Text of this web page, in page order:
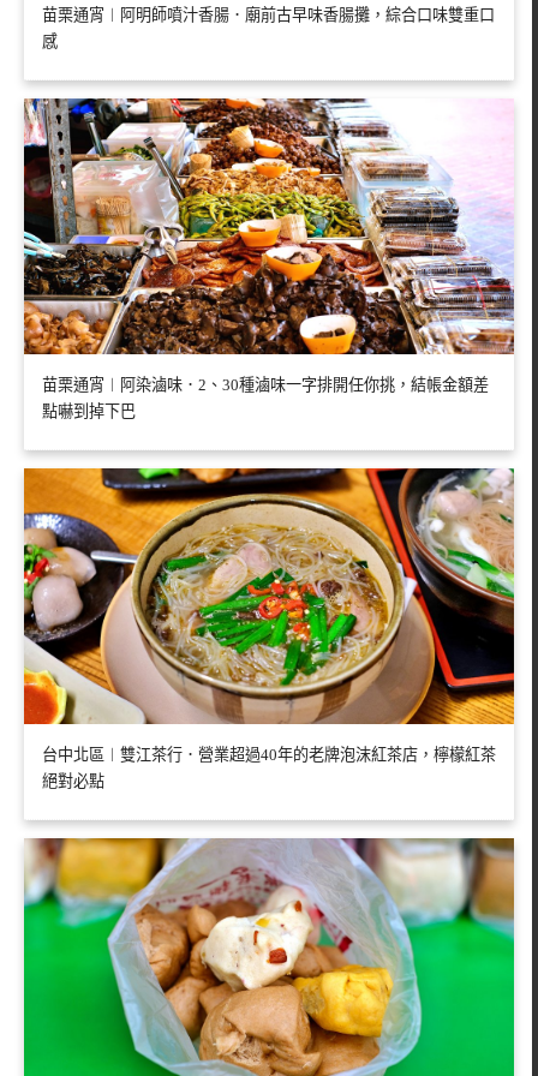
苗栗通宵︱阿明師噴汁香腸．廟前古早味香腸攤，綜合口味雙重口
感
苗栗通宵︱阿染滷味．2、30種滷味一字排開任你挑，結帳金額差
點嚇到掉下巴
台中北區︱雙江茶行．營業超過40年的老牌泡沫紅茶店，檸檬紅茶
絕對必點